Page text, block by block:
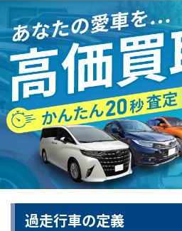
過走行車の定義